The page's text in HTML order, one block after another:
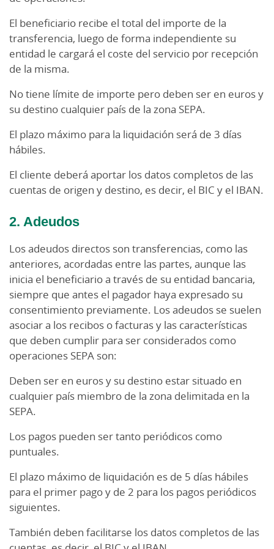
El beneficiario recibe el total del importe de la
transferencia, luego de forma independiente su
entidad le cargará el coste del servicio por recepción
de la misma.
No tiene límite de importe pero deben ser en euros y
su destino cualquier país de la zona SEPA.
El plazo máximo para la liquidación será de 3 días
hábiles.
El cliente deberá aportar los datos completos de las
cuentas de origen y destino, es decir, el BIC y el IBAN.
2. Adeudos
Los adeudos directos son transferencias, como las
anteriores, acordadas entre las partes, aunque las
inicia el beneficiario a través de su entidad bancaria,
siempre que antes el pagador haya expresado su
consentimiento previamente. Los adeudos se suelen
asociar a los recibos o facturas y las características
que deben cumplir para ser considerados como
operaciones SEPA son:
Deben ser en euros y su destino estar situado en
cualquier país miembro de la zona delimitada en la
SEPA.
Los pagos pueden ser tanto periódicos como
puntuales.
El plazo máximo de liquidación es de 5 días hábiles
para el primer pago y de 2 para los pagos periódicos
siguientes.
También deben facilitarse los datos completos de las